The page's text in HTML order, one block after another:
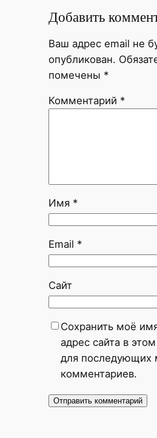
Добавить
Ваш адрес email не
опубликован.
помечены *
Комментарий *
Имя *
Email *
Сайт
Сохранить моё
адрес сайта в
для последующих
комментариев.